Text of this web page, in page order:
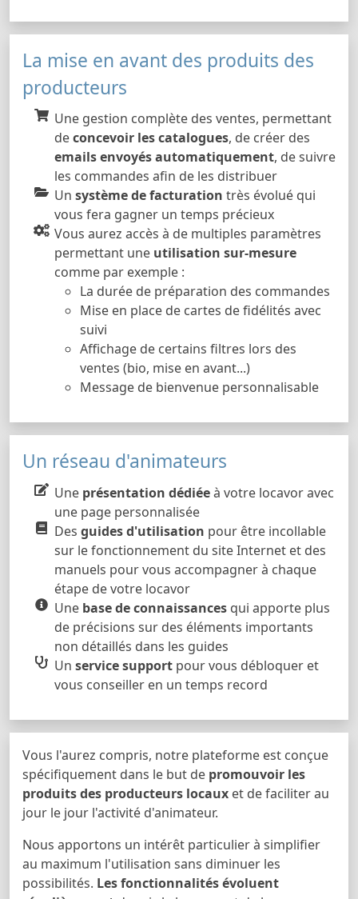
La mise en avant des produits des
producteurs
Une gestion complète des ventes, permettant
deconcevoir les catalogues, de créer des
emails envoyés automatiquement, de suivre
les commandes afin de les distribuer
Un système de facturation très évolué qui
vous fera gagner un temps précieux
Vous aurez accès à de multiples paramètres
permettant une utilisation sur-mesure
comme par exemple :
La durée de préparation des commandes
Mise en place de cartes de fidélités avec
suivi
Affichage de certains filtres lors des
ventes (bio, mise en avant...)
Message de bienvenue personnalisable
Un réseau d'animateurs
Une présentation dédiéeà votre locavor avec
une page personnalisée
Des guides d'utilisation pour être incollable
sur le fonctionnement du site Internet et des
manuels pour vous accompagner à chaque
étape de votre locavor
Une base de connaissances qui apporte plus
de précisions sur des éléments importants
non détaillés dans les guides
Un service support pour vous débloquer et
vous conseiller en un temps record
Vous l'aurez compris, notre plateforme est conçue
spécifiquement dans le but de promouvoir les
produits des producteurs locaux et de faciliter au
jour le jour l'activité d'animateur.
Nous apportons un intérêt particulier à simplifier
au maximum l'utilisation sans diminuer les
possibilités. Les fonctionnalités évoluent